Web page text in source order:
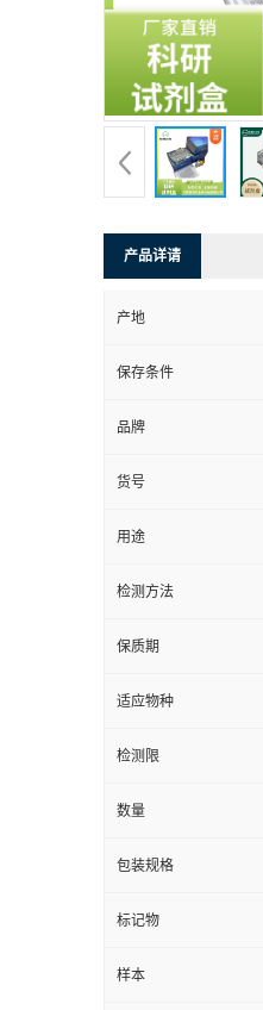
产品详请
产地
保存条件
品牌
货号
用途
检测方法
保质期
适应物种
检测限
数量
包装规格
标记物
样本